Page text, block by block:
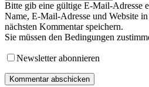
Bitte gib eine gültige E-Mail-Adresse
Name, E-Mail-Adresse und Website
nächsten Kommentar speichern.
Sie müssen den Bedingungen
Newsletter abonnieren
Kommentar abschicken